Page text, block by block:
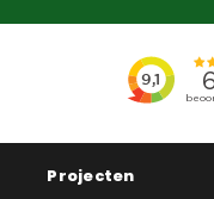
Projecten